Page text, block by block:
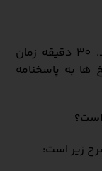
مدت زمان کل آزمون 40 دقیقه می باشد. 30 دقیقه زمان
پاسخ ها به پاسخنامه